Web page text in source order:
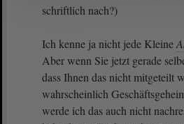
schriftlich nach?)
Ich kenne ja nicht jede Kleine
Aber wenn Sie jetzt gerade
dass Ihnen das nicht mitgeteilt
wahrscheinlich
werde ich das auch nicht